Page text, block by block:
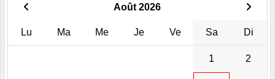
Août 2026
Lu Ma Me Je Ve Sa Di
1 2